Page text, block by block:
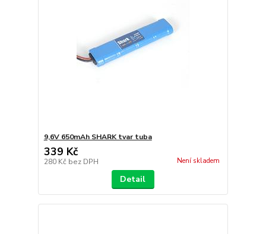
9,6V 650mAh SHARK tvar tuba
339 Kč
280 Kč bez DPH Není skladem
Detail